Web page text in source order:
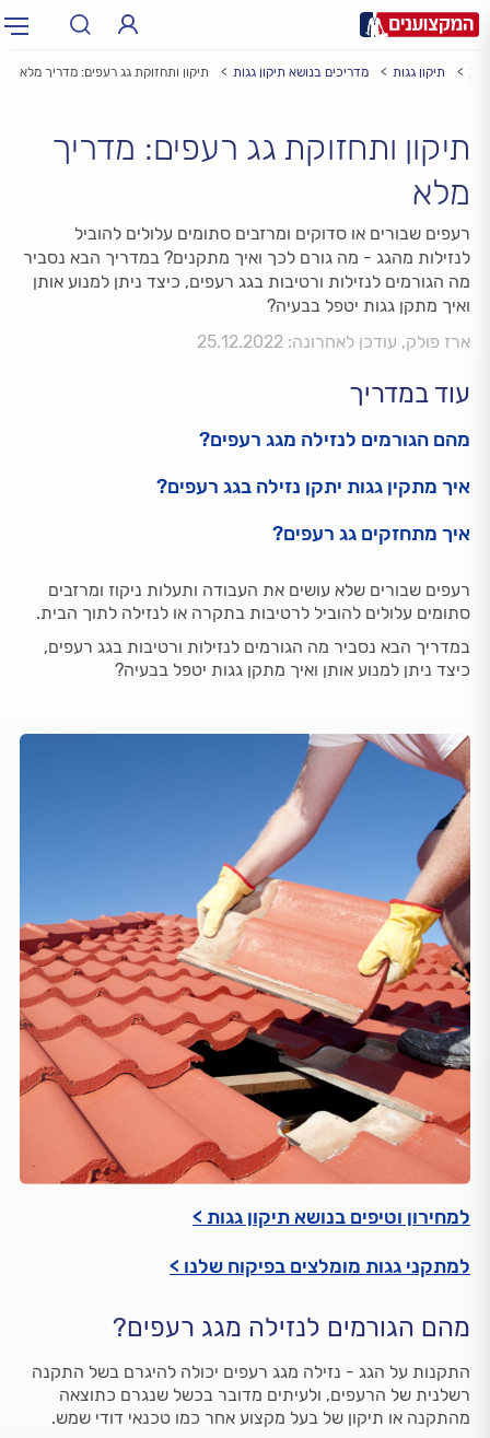
עיר: תל אביב, חיפה…
תיקון גגות מדריכים בנושא תיקון גגות תיקון ותחזוקת גג רעפים: מדריך מלא
תיקון ותחזוקת גג רעפים: מדריך
מלא
רעפים שבורים או סדוקים ומרזבים סתומים עלולים להוביל
לנזילות מהגג - מה גורם לכך ואיך מתקנים? במדריך הבא נסביר
מה הגורמים לנזילות ורטיבות בגג רעפים, כיצד ניתן למנוע אותן
ואיך מתקן גגות יטפל בבעיה?
ארז פולק, עודכן לאחרונה: 25.12.2022
עוד במדריך
מהם הגורמים לנזילה מגג רעפים?
איך מתקין גגות יתקן נזילה בגג רעפים?
איך מתחזקים גג רעפים?
רעפים שבורים שלא עושים את העבודה ותעלות ניקוז ומרזבים
סתומים עלולים להוביל לרטיבות בתקרה או לנזילה לתוך הבית.
במדריך הבא נסביר מה הגורמים לנזילות ורטיבות בגג רעפים,
כיצד ניתן למנוע אותן ואיך מתקן גגות יטפל בבעיה?
למחירון וטיפים בנושא תיקון גגות >
למתקני גגות מומלצים בפיקוח שלנו >
מהם הגורמים לנזילה מגג רעפים?
התקנות על הגג - נזילה מגג רעפים יכולה להיגרם בשל התקנה
רשלנית של הרעפים, ולעיתים מדובר בכשל שנגרם כתוצאה
מהתקנה או תיקון של בעל מקצוע אחר כמו טכנאי דודי שמש.